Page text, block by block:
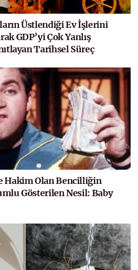
Üstlendiği Ev İşlerini
GDP’yi Çok Yanlış
Tarihsel Süreç
Hakim Olan Bencilliğin
Gösterilen Nesil: Baby